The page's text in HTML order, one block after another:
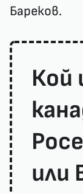
Бареков.
Кой
или